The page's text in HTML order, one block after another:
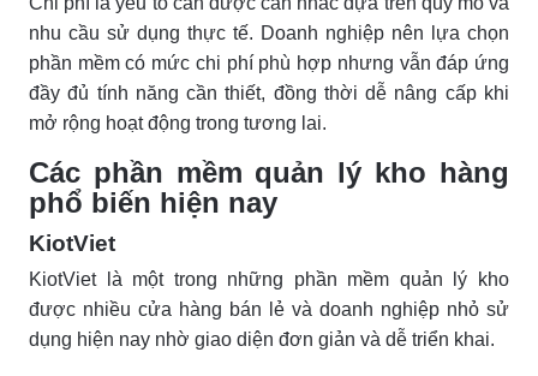
nhu cầu sử dụng thực tế. Doanh nghiệp nên lựa chọn
phần mềm có mức chi phí phù hợp nhưng vẫn đáp ứng
đầy đủ tính năng cần thiết, đồng thời dễ nâng cấp khi
mở rộng hoạt động trong tương lai.
Các phần mềm quản lý kho hàng
phổ biến hiện nay
KiotViet
KiotViet là một trong những phần mềm quản lý kho
được nhiều cửa hàng bán lẻ và doanh nghiệp nhỏ sử
dụng hiện nay nhờ giao diện đơn giản và dễ triển khai.